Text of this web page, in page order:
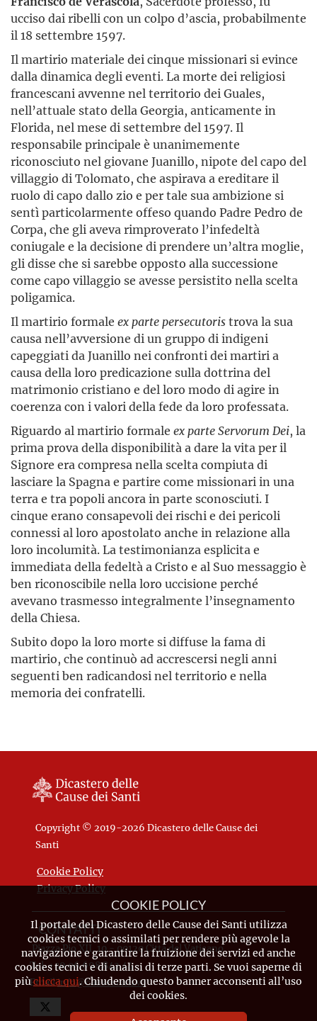
ucciso dai ribelli con un colpo d’ascia, probabilmente
il 18 settembre 1597.
Il martirio materiale dei cinque missionari si evince
dalla dinamica degli eventi. La morte dei religiosi
francescani avvenne nel territorio dei Guales,
nell’attuale stato della Georgia, anticamente in
Florida, nel mese di settembre del 1597. Il
responsabile principale è unanimemente
riconosciuto nel giovane Juanillo, nipote del capo del
villaggio di Tolomato, che aspirava a ereditare il
ruolo di capo dallo zio e per tale sua ambizione si
sentì particolarmente offeso quando Padre Pedro de
Corpa, che gli aveva rimproverato l’infedeltà
coniugale e la decisione di prendere un’altra moglie,
gli disse che si sarebbe opposto alla successione
come capo villaggio se avesse persistito nella scelta
poligamica.
Il martirio formale ex parte persecutoristrova la sua
causa nell’avversione di un gruppo di indigeni
capeggiati da Juanillo nei confronti dei martiri a
causa della loro predicazione sulla dottrina del
matrimonio cristiano e del loro modo di agire in
coerenza con i valori della fede da loro professata.
Riguardo al martirio formale ex parte Servorum Dei, la
prima prova della disponibilità a dare la vita per il
Signore era compresa nella scelta compiuta di
lasciare la Spagna e partire come missionari in una
terra e tra popoli ancora in parte sconosciuti. I
cinque erano consapevoli dei rischi e dei pericoli
connessi al loro apostolato anche in relazione alla
loro incolumità. La testimonianza esplicita e
immediata della fedeltà a Cristo e al Suo messaggio è
ben riconoscibile nella loro uccisione perché
avevano trasmesso integralmente l’insegnamento
della Chiesa.
Subito dopo la loro morte si diffuse la fama di
martirio, che continuò ad accrescersi negli anni
seguenti ben radicandosi nel territorio e nella
memoria dei confratelli.
Copyright © 2019-2026 Dicastero delle Cause dei
Santi
Cookie Policy
Privacy Policy
CONTATTI
Piazza Pio XII, 10 - 00120 Città del Vaticano
Tel. +39.06.698.842.44
Emailinfo@causesanti.va
COOKIE POLICY
Il portale del Dicastero delle Cause dei Santi utilizza
cookies tecnici o assimilati per rendere più agevole la
navigazione e garantire la fruizione dei servizi ed anche
cookies tecnici e di analisi di terze parti. Se vuoi saperne di
piùclicca qui. Chiudendo questo banner acconsenti all’uso
dei cookies.